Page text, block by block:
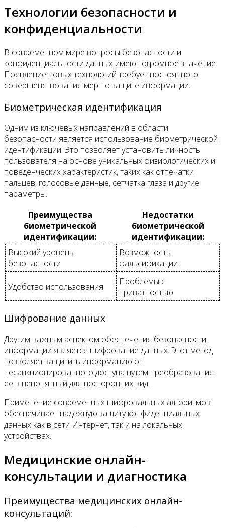
Технологии безопасности и
конфиденциальности
В современном мире вопросы безопасности и
конфиденциальности данных имеют огромное значение.
Появление новых технологий требует постоянного
совершенствования мер по защите информации.
Биометрическая идентификация
Одним из ключевых направлений в области
безопасности является использование биометрической
идентификации. Это позволяет установить личность
пользователя на основе уникальных физиологических и
поведенческих характеристик, таких как отпечатки
пальцев, голосовые данные, сетчатка глаза и другие
параметры.
Преимущества
биометрической
идентификации:
Недостатки
биометрической
идентификации:
Высокий уровень
безопасности
Возможность
фальсификации
Удобство использования
Проблемы с
приватностью
Шифрование данных
Другим важным аспектом обеспечения безопасности
информации является шифрование данных. Этот метод
позволяет защитить информацию от
несанкционированного доступа путем преобразования
ее в непонятный для посторонних вид.
Применение современных шифровальных алгоритмов
обеспечивает надежную защиту конфиденциальных
данных как в сети Интернет, так и на локальных
устройствах.
Медицинские онлайн-
консультации и диагностика
Преимущества медицинских онлайн-
консультаций: